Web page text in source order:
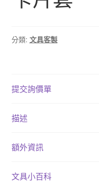
分類: 文具客製
提交詢價單
描述
額外資訊
文具小百科